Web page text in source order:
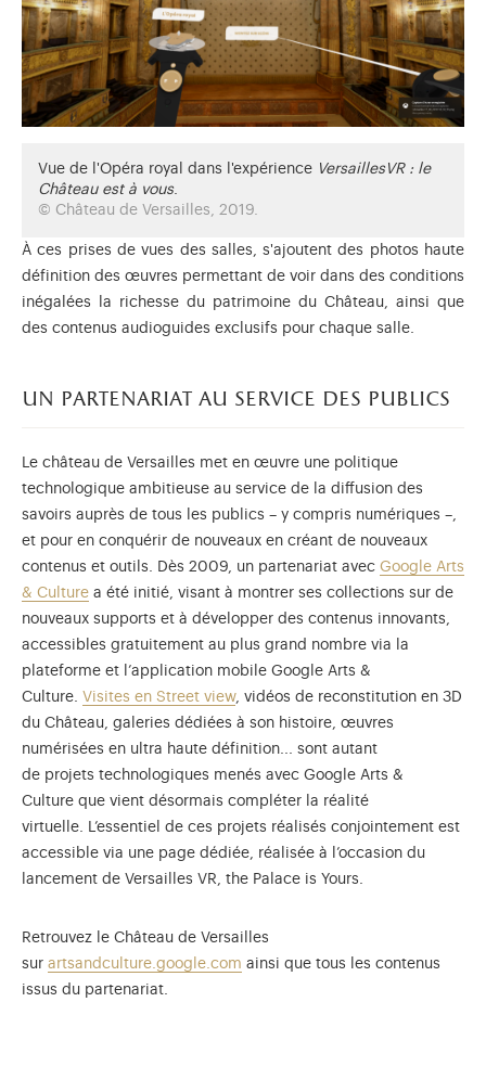
Vue de l'Opéra royal dans l'expérience VersaillesVR : le
Château est à vous.
© Château de Versailles, 2019.
À ces prises de vues des salles, s'ajoutent des photos haute
définition des œuvres permettant de voir dans des conditions
inégalées la richesse du patrimoine du Château, ainsi que
des contenus audioguides exclusifs pour chaque salle.
un partenariat au service des publics
Le château de Versailles met en œuvre une politique
technologique ambitieuse au service de la diffusion des
savoirs auprès de tous les publics – y compris numériques –,
et pour en conquérir de nouveaux en créant de nouveaux
contenus et outils. Dès 2009, un partenariat avec Google Arts
& Culture a été initié, visant à montrer ses collections sur de
nouveaux supports et à développer des contenus innovants,
accessibles gratuitement au plus grand nombre via la
plateforme et l’application mobile Google Arts &
Culture. Visites en Street view, vidéos de reconstitution en 3D
du Château, galeries dédiées à son histoire, œuvres
numérisées en ultra haute définition... sont autant
de projets technologiques menés avec Google Arts &
Culture que vient désormais compléter la réalité
virtuelle. L’essentiel de ces projets réalisés conjointement est
accessible via une page dédiée, réalisée à l’occasion du
lancement de Versailles VR, the Palace is Yours.
Retrouvez le Château de Versailles
sur artsandculture.google.com ainsi que tous les contenus
issus du partenariat.